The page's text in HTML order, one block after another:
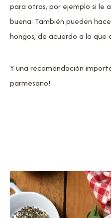
para otras, por ejemplo si le
buena. También pueden
hongos, de acuerdo a lo
Y una recomendación
parmesano!